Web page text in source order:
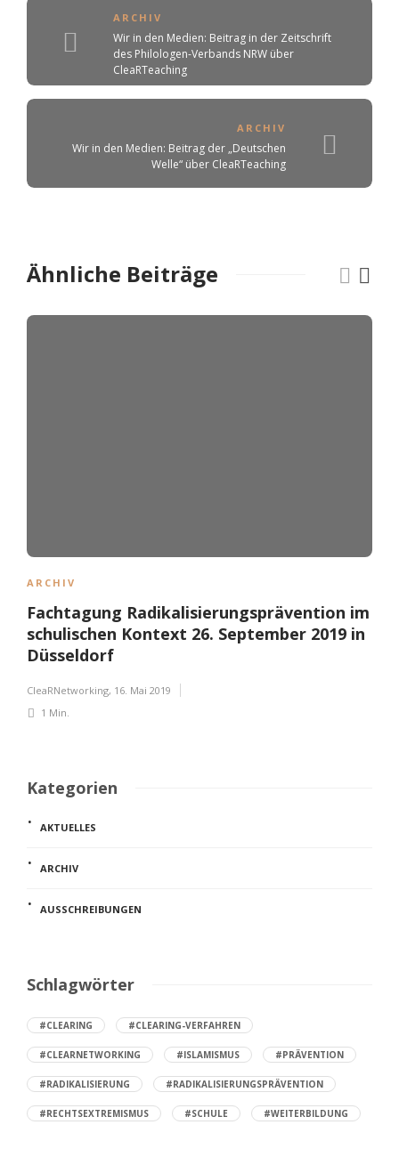
ARCHIV
Wir in den Medien: Beitrag in der Zeitschrift
des Philologen-Verbands NRW über
CleaRTeaching
ARCHIV
Wir in den Medien: Beitrag der „Deutschen
Welle“ über CleaRTeaching
Ähnliche Beiträge
ARCHIV
Fachtagung Radikalisierungsprävention im
schulischen Kontext 26. September 2019 in
Düsseldorf
CleaRNetworking, 16. Mai 2019
1 Min.
Kategorien
AKTUELLES
ARCHIV
AUSSCHREIBUNGEN
Schlagwörter
#CLEARING #CLEARING-VERFAHREN
#CLEARNETWORKING #ISLAMISMUS #PRÄVENTION
#RADIKALISIERUNG #RADIKALISIERUNGSPRÄVENTION
#RECHTSEXTREMISMUS #SCHULE #WEITERBILDUNG